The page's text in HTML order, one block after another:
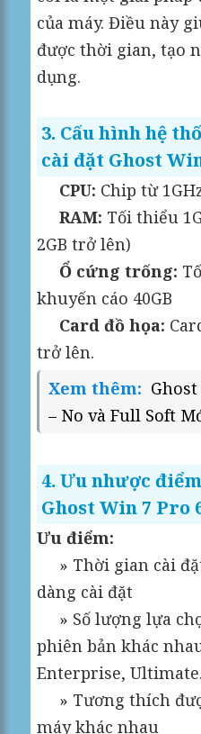
của máy. Điều này
được thời gian, tạo
dụng.
3. Cấu hình hệ
cài đặt Ghost
CPU: Chip từ
RAM: Tối thiểu
2GB trở lên)
Ổ cứng trống:
khuyến cáo 40GB
Card đồ họa:
trở lên.
Xem thêm:
– No và Full Soft
4. Ưu nhược
Ghost Win 7 Pro
Ưu điểm:
» Thời gian cài
dàng cài đặt
» Số lượng lựa
phiên bản khác
Enterprise,
» Tương thích
máy khác nhau